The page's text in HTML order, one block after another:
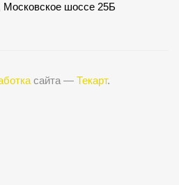
Московское шоссе 25Б
сайта — Текарт.